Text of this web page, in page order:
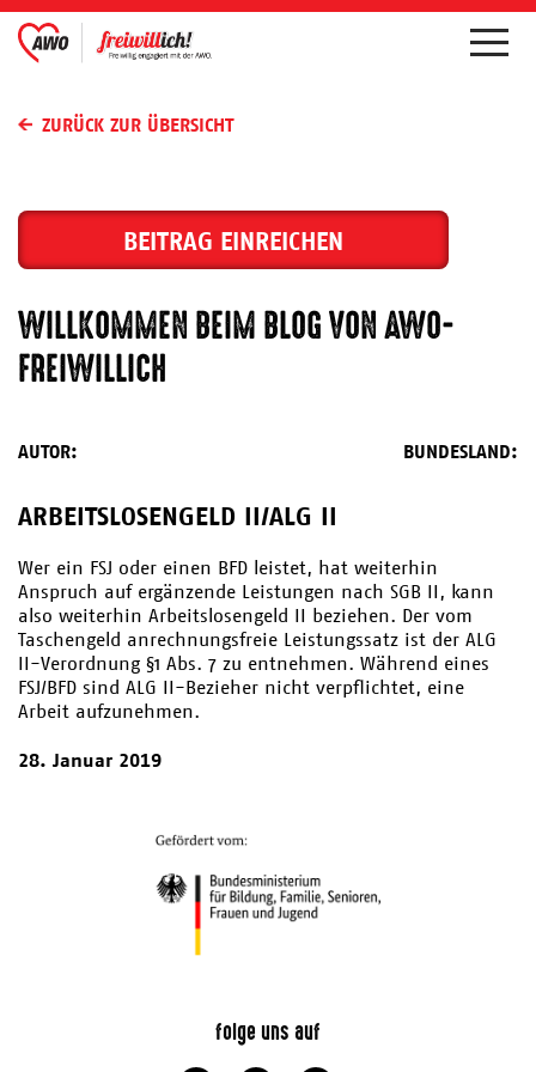
ZURÜCK ZUR ÜBERSICHT
BEITRAG EINREICHEN
WILLKOMMEN BEIM BLOG VON AWO-
FREIWILLICH
AUTOR: BUNDESLAND:
ARBEITSLOSENGELD II/ALG II
Wer ein FSJ oder einen BFD leistet, hat weiterhin
Anspruch auf ergänzende Leistungen nach SGB II, kann
also weiterhin Arbeitslosengeld II beziehen. Der vom
Taschengeld anrechnungsfreie Leistungssatz ist der ALG
II-Verordnung §1 Abs. 7 zu entnehmen. Während eines
FSJ/BFD sind ALG II-Bezieher nicht verpflichtet, eine
Arbeit aufzunehmen.
28. Januar 2019
folge uns auf